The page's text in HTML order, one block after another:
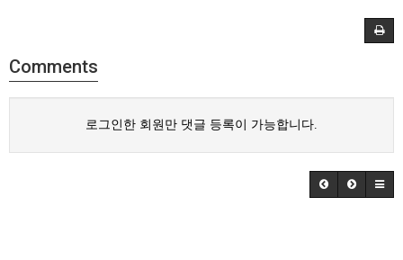
Comments
로그인한 회원만 댓글 등록이 가능합니다.